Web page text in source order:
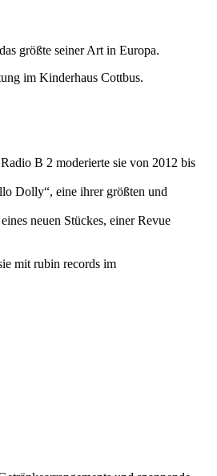
größte seiner Art in Europa.
im Kinderhaus Cottbus.
B 2 moderierte sie von 2012 bis
Dolly“, eine ihrer größten und
neuen Stückes, einer Revue
mit rubin records im